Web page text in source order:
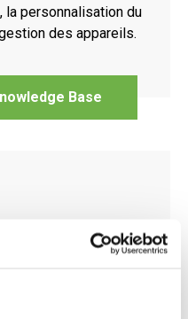
personnalisation du
des appareils.
Base
Web modernes